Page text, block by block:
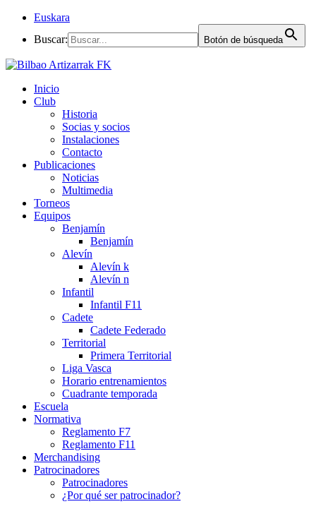
Euskara
Buscar:
Botón de búsqueda
Inicio
Club
Historia
Socias y socios
Instalaciones
Contacto
Publicaciones
Noticias
Multimedia
Torneos
Equipos
Benjamín
Benjamín
Alevín
Alevín k
Alevín n
Infantil
Infantil F11
Cadete
Cadete Federado
Territorial
Primera Territorial
Liga Vasca
Horario entrenamientos
Cuadrante temporada
Escuela
Normativa
Reglamento F7
Reglamento F11
Merchandising
Patrocinadores
Patrocinadores
¿Por qué ser patrocinador?